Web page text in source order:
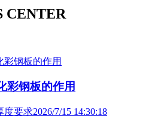
CENTER
彩钢板的作用
2026/7/15 14:30:18